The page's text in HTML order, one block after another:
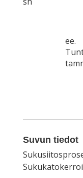
ee.
Suvun tiedot